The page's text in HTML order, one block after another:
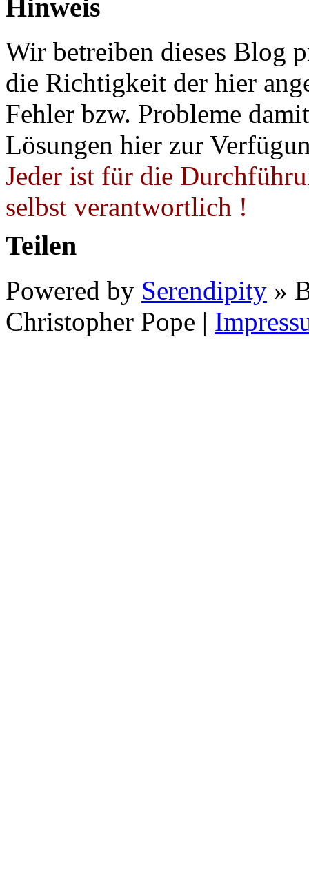
Hinweis
Wir betreiben dieses Blog
die Richtigkeit der hier
Fehler bzw. Probleme
Lösungen hier zur
Jeder ist für die
selbst verantwortlich !
Teilen
Powered by Serendipity »
Christopher Pope |